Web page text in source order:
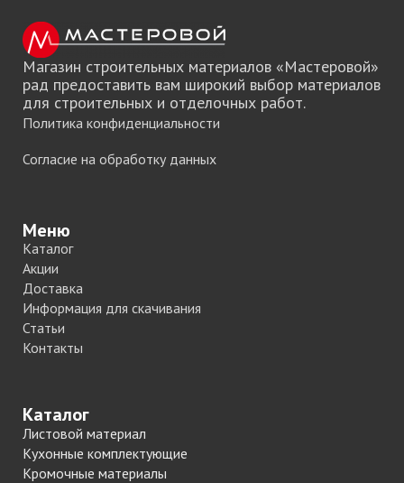
Магазин строительных материалов «Мастеровой»
рад предоставить вам широкий выбор материалов
для строительных и отделочных работ.
Политика конфиденциальности
Согласие на обработку данных
Меню
Каталог
Акции
Доставка
Информация для скачивания
Статьи
Контакты
Каталог
Листовой материал
Кухонные комплектующие
Кромочные материалы